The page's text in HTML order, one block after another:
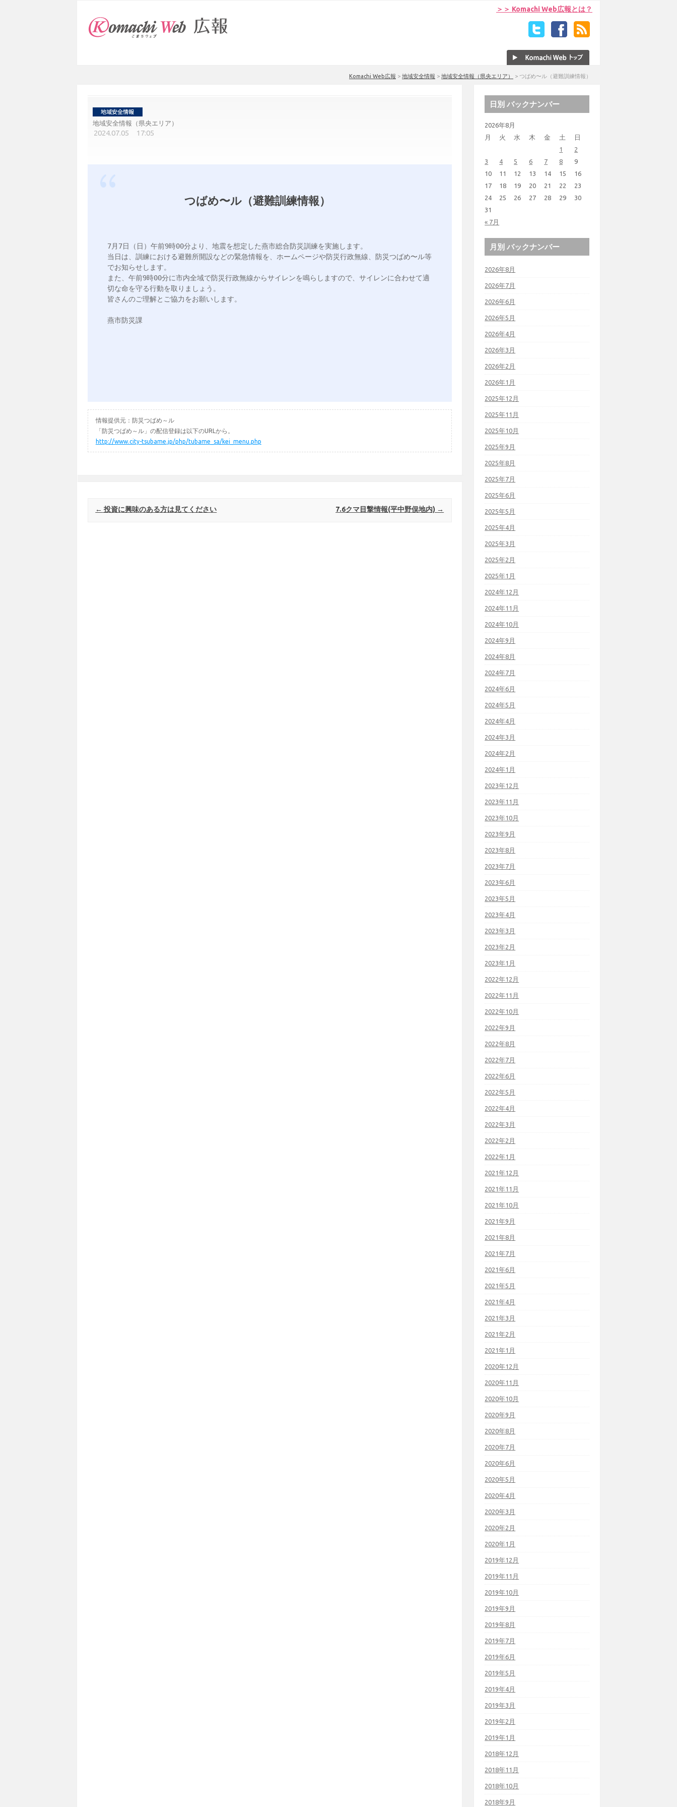
＞＞ Komachi Web広報とは？
Komachi Web広報 > 地域安全情報 > 地域安全情報（県央エリア） > つばめ〜ル（避難訓練情報）
地域安全情報（県央エリア）
2024.07.05 17:05
つばめ〜ル（避難訓練情報）
7月7日（日）午前9時00分より、地震を想定した燕市総合防災訓練を実施します。
当日は、訓練における避難所開設などの緊急情報を、ホームページや防災行政無線、防災つばめ〜ル等
でお知らせします。
また、午前9時00分に市内全域で防災行政無線からサイレンを鳴らしますので、サイレンに合わせて適
切な命を守る行動を取りましょう。
皆さんのご理解とご協力をお願いします。
燕市防災課
情報提供元：防災つばめ～ル
「防災つばめ～ル」の配信登録は以下のURLから。
http://www.city-tsubame.jp/php/tubame_sa/kei_menu.php
Post navigation
← 投資に興味のある方は見てください 7.6クマ目撃情報(平中野俣地内) →
日別 バックナンバー
2026年8月
月
火 水 木 金 土 日
« 7月
1
2
3
4 5 6 7 8
9
10
11 12 13 14 15
16
17
18 19 20 21 22
23
24
25 26 27 28 29
30
31
月別 バックナンバー
2026年8月
2026年7月
2026年6月
2026年5月
2026年4月
2026年3月
2026年2月
2026年1月
2025年12月
2025年11月
2025年10月
2025年9月
2025年8月
2025年7月
2025年6月
2025年5月
2025年4月
2025年3月
2025年2月
2025年1月
2024年12月
2024年11月
2024年10月
2024年9月
2024年8月
2024年7月
2024年6月
2024年5月
2024年4月
2024年3月
2024年2月
2024年1月
2023年12月
2023年11月
2023年10月
2023年9月
2023年8月
2023年7月
2023年6月
2023年5月
2023年4月
2023年3月
2023年2月
2023年1月
2022年12月
2022年11月
2022年10月
2022年9月
2022年8月
2022年7月
2022年6月
2022年5月
2022年4月
2022年3月
2022年2月
2022年1月
2021年12月
2021年11月
2021年10月
2021年9月
2021年8月
2021年7月
2021年6月
2021年5月
2021年4月
2021年3月
2021年2月
2021年1月
2020年12月
2020年11月
2020年10月
2020年9月
2020年8月
2020年7月
2020年6月
2020年5月
2020年4月
2020年3月
2020年2月
2020年1月
2019年12月
2019年11月
2019年10月
2019年9月
2019年8月
2019年7月
2019年6月
2019年5月
2019年4月
2019年3月
2019年2月
2019年1月
2018年12月
2018年11月
2018年10月
2018年9月